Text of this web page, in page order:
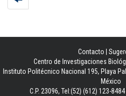
Contacto
Centro de Investigaciones
Instituto Politécnico Nacional 195, Playa
México
C.P. 23096, Tel:(52) (612) 123-